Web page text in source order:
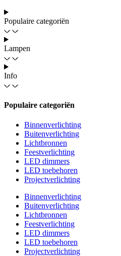
Populaire categoriën
Lampen
Info
Populaire categoriën
Binnenverlichting
Buitenverlichting
Lichtbronnen
Feestverlichting
LED dimmers
LED toebehoren
Projectverlichting
Binnenverlichting
Buitenverlichting
Lichtbronnen
Feestverlichting
LED dimmers
LED toebehoren
Projectverlichting